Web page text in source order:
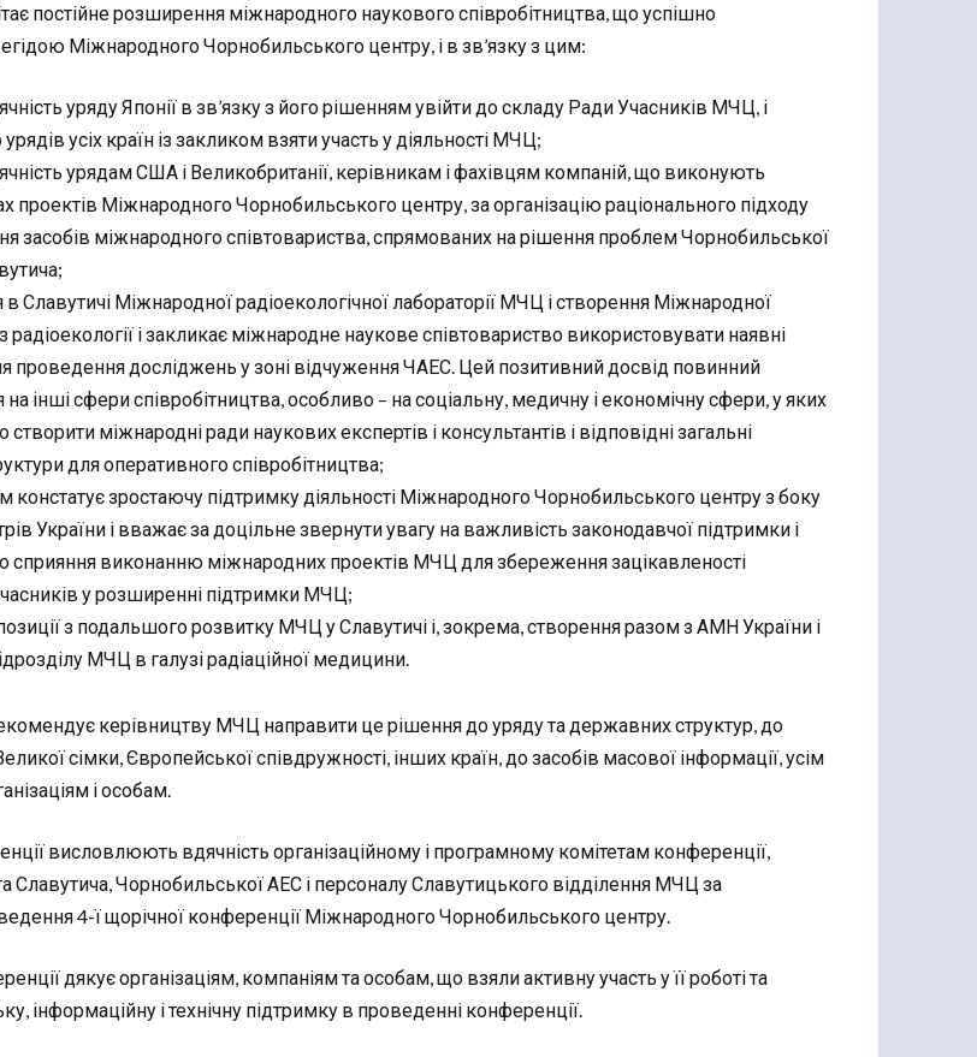
постійне розширення міжнародного наукового співробітництва, що успішно
Міжнародного Чорнобильського центру, і в зв’язку з цим:
уряду Японії в зв’язку з його рішенням увійти до складу Ради Учасників МЧЦ, і
усіх країн із закликом взяти участь у діяльності МЧЦ;
урядам США і Великобританії, керівникам і фахівцям компаній, що виконують
проектів Міжнародного Чорнобильського центру, за організацію раціонального підходу
засобів міжнародного співтовариства, спрямованих на рішення проблем Чорнобильської
в Славутичі Міжнародної радіоекологічної лабораторії МЧЦ і створення Міжнародної
радіоекології і закликає міжнародне наукове співтовариство використовувати наявні
проведення досліджень у зоні відчуження ЧАЕС. Цей позитивний досвід повинний
інші сфери співробітництва, особливо – на соціальну, медичну і економічну сфери, у яких
міжнародні ради наукових експертів і консультантів і відповідні загальні
для оперативного співробітництва;
констатує зростаючу підтримку діяльності Міжнародного Чорнобильського центру з боку
України і вважає за доцільне звернути увагу на важливість законодавчої підтримки і
сприяння виконанню міжнародних проектів МЧЦ для збереження зацікавленості
у розширенні підтримки МЧЦ;
з подальшого розвитку МЧЦ у Славутичі і, зокрема, створення разом з АМН України і
МЧЦ в галузі радіаційної медицини.
керівництву МЧЦ направити це рішення до уряду та державних структур, до
сімки, Європейської співдружності, інших країн, до засобів масової інформації, усім
і особам.
висловлюють вдячність організаційному і програмному комітетам конференції,
Славутича, Чорнобильської АЕС і персоналу Славутицького відділення МЧЦ за
4-ї щорічної конференції Міжнародного Чорнобильського центру.
дякує організаціям, компаніям та особам, що взяли активну участь у її роботі та
інформаційну і технічну підтримку в проведенні конференції.